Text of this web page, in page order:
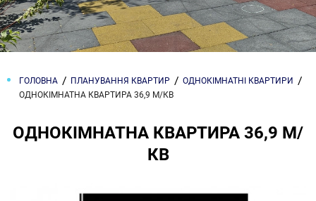
ГОЛОВНА ПЛАНУВАННЯ КВАРТИР
ОДНОКІМНАТНІ КВАРТИРИ
ОДНОКІМНАТНА КВАРТИРА 36,9 М/КВ
ОДНОКІМНАТНА КВАРТИРА 36,9 М/
КВ